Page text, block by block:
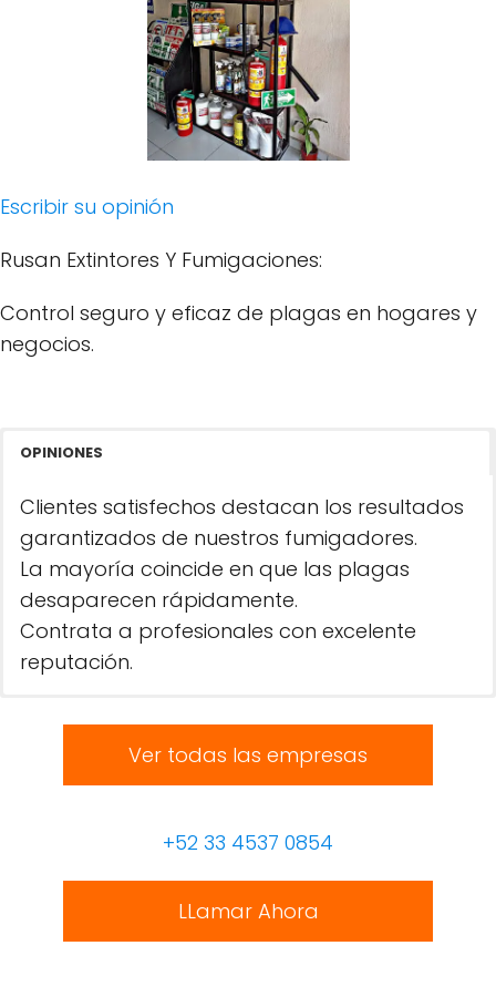
Escribir su opinión
Rusan Extintores Y Fumigaciones:
Control seguro y eficaz de plagas en hogares y
negocios.
OPINIONES
Clientes satisfechos destacan los resultados
garantizados de nuestros fumigadores.
La mayoría coincide en que las plagas
desaparecen rápidamente.
Contrata a profesionales con excelente
reputación.
Ver todas las empresas
+52 33 4537 0854
LLamar Ahora